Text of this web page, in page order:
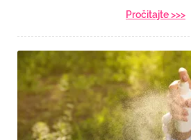
Pročitajte >>>